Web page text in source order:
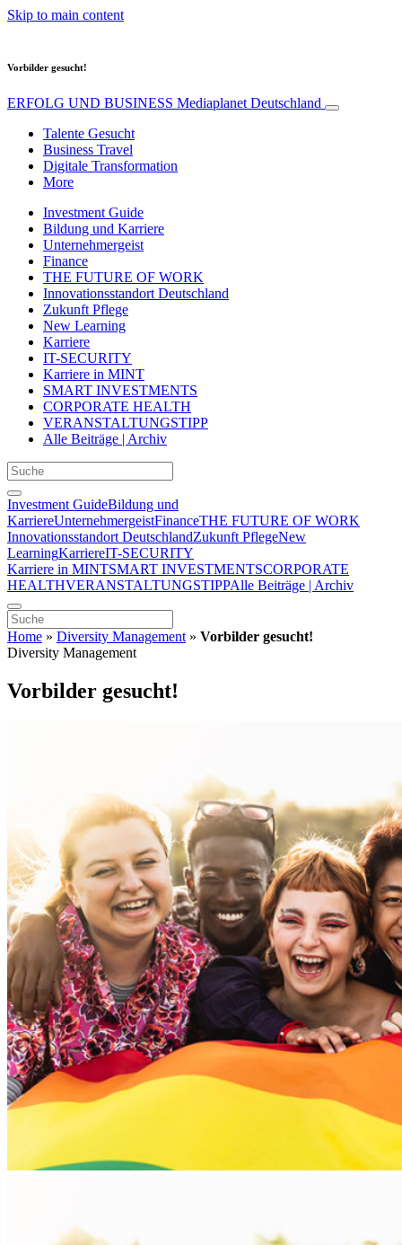
Skip to main content
Vorbilder gesucht!
ERFOLG UND BUSINESS Mediaplanet Deutschland
Talente Gesucht
Business Travel
Digitale Transformation
More
Investment Guide
Bildung und Karriere
Unternehmergeist
Finance
THE FUTURE OF WORK
Innovationsstandort Deutschland
Zukunft Pflege
New Learning
Karriere
IT-SECURITY
Karriere in MINT
SMART INVESTMENTS
CORPORATE HEALTH
VERANSTALTUNGSTIPP
Alle Beiträge | Archiv
Investment GuideBildung und
KarriereUnternehmergeistFinanceTHE FUTURE OF WORK
Innovationsstandort DeutschlandZukunft PflegeNew
LearningKarriereIT-SECURITY
Karriere in MINTSMART INVESTMENTSCORPORATE
HEALTHVERANSTALTUNGSTIPPAlle Beiträge | Archiv
Home » Diversity Management » Vorbilder gesucht!
Diversity Management
Vorbilder gesucht!